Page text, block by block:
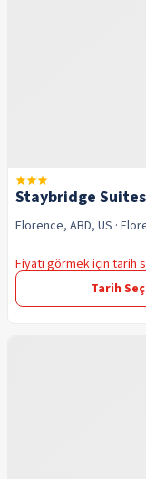
Staybridge
Florence, ABD, US ·
Fiyatı görmek için tarih
Tarih Seç